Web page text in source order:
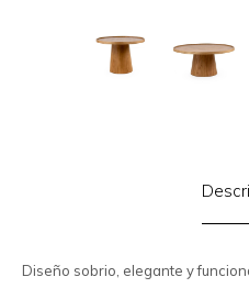
Diseño sobrio, elegante y